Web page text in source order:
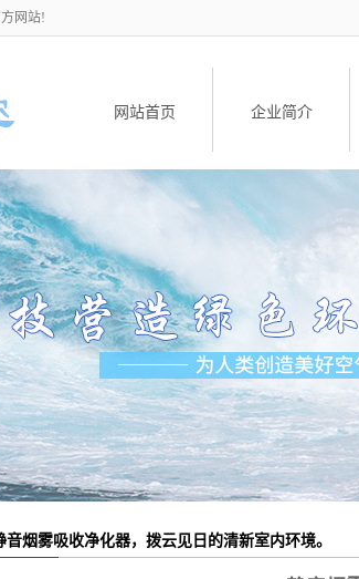
网站!
网站首页 企业简介
音烟雾吸收净化器，拨云见日的清新室内环境。